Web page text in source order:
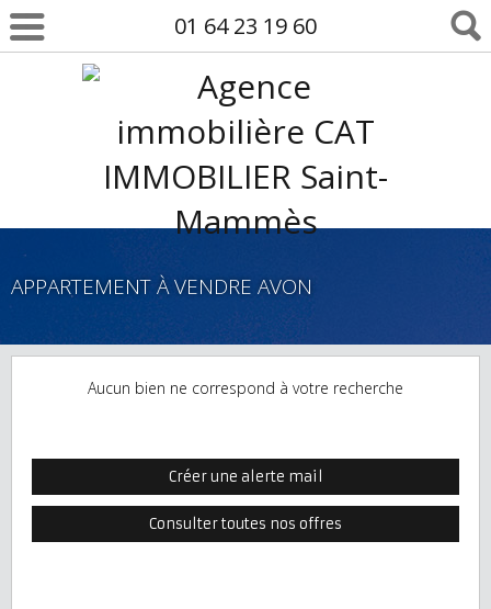
01 64 23 19 60
APPARTEMENT À VENDRE AVON
Aucun bien ne correspond à votre recherche
Créer une alerte mail
Consulter toutes nos offres